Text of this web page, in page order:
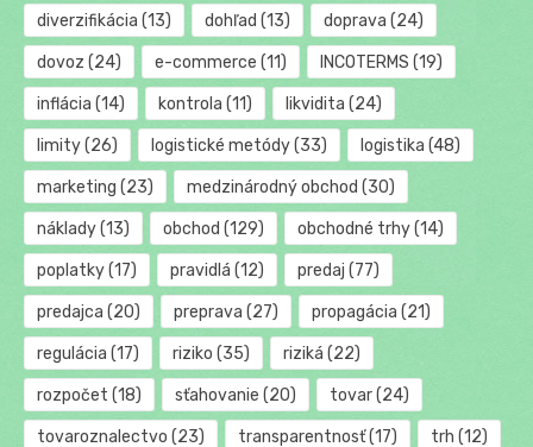
diverzifikácia (13) dohľad (13) doprava (24)
dovoz (24) e-commerce (11) INCOTERMS (19)
inflácia (14) kontrola (11) likvidita (24)
limity(26) logistické metódy(33) logistika (48)
marketing (23) medzinárodný obchod (30)
náklady(13) obchod (129) obchodné trhy(14)
poplatky(17) pravidlá (12) predaj (77)
predajca (20) preprava (27) propagácia (21)
regulácia (17) riziko (35) riziká (22)
rozpočet (18) sťahovanie (20) tovar(24)
tovaroznalectvo (23) transparentnosť(17) trh (12)